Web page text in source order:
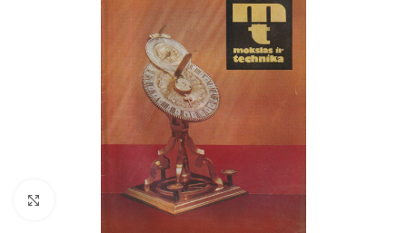
Spustelėkite, kad padidintumėte